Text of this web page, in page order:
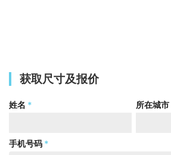
获取尺寸及报价
姓名 * 所在城市
手机号码 *